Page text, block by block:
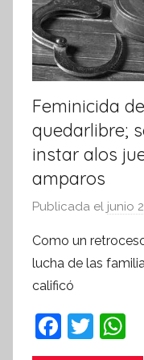
Feminicida
quedarlibre;
instar alos
amparos
Publicada el junio
Como un
lucha de las
calificó
F
a
T
w h